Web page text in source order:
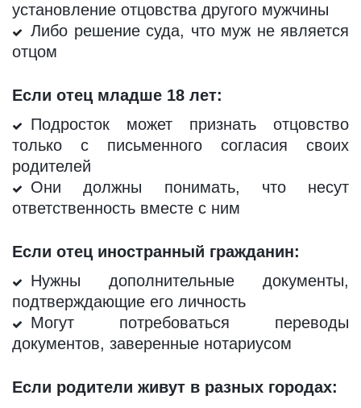
установление отцовства другого мужчины
Либо решение суда, что муж не является
отцом
Если отец младше 18 лет:
Подросток может признать отцовство
только с письменного согласия своих
родителей
Они должны понимать, что несут
ответственность вместе с ним
Если отец иностранный гражданин:
Нужны дополнительные документы,
подтверждающие его личность
Могут потребоваться переводы
документов, заверенные нотариусом
Если родители живут в разных городах: